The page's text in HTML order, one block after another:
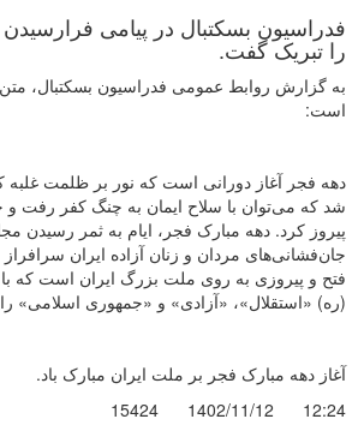
فدراسیون بسکتبال در پیامی
را تبریک گفت.
به گزارش روابط عمومی فدراسیون بسکتبال، متن
است:
دهه فجر آغاز دورانی است که نور بر ظلمت غلبه
شد که می‌توان با سلاح ایمان به چنگ کفر رفت و
پیروز کرد. دهه مبارک فجر، ایام به ثمر رسیدن
جان‌فشانی‌های مردان و زنان آزاده ایران سرافراز
فتح و پیروزی به روی ملت بزرگ ایران است که
(ره) «استقلال»، «آزادی» و «جمهوری اسلامی» را
آغاز دهه مبارک فجر بر ملت ایران مبارک باد.
12:24
1402/11/12
15424